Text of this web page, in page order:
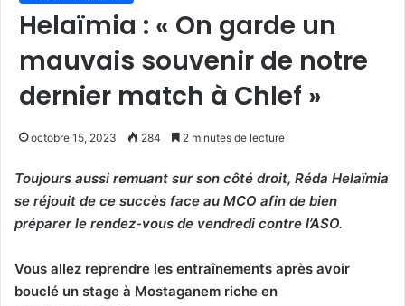
Helaïmia : « On garde un
mauvais souvenir de notre
dernier match à Chlef »
octobre 15, 2023 284 2 minutes de lecture
Toujours aussi remuant sur son côté droit, Réda Helaïmia
se réjouit de ce succès face au MCO afin de bien
préparer le rendez-vous de vendredi contre l’ASO.
Vous allez reprendre les entraînements après avoir
bouclé un stage à Mostaganem riche en